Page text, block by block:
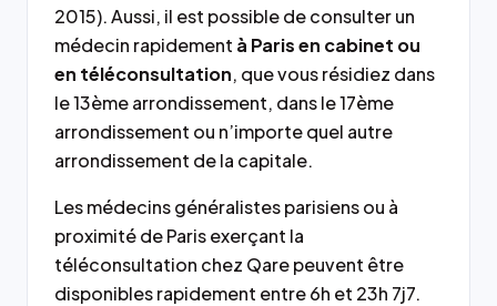
2015). Aussi, il est possible de consulter un
médecin rapidement à Paris en cabinet ou
en téléconsultation, que vous résidiez dans
le 13ème arrondissement, dans le 17ème
arrondissement ou n’importe quel autre
arrondissement de la capitale.
Les médecins généralistes parisiens ou à
proximité de Paris exerçant la
téléconsultation chez Qare peuvent être
disponibles rapidement entre 6h et 23h 7j7.